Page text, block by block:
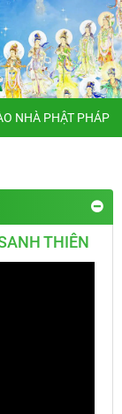
NHÀ PHẬT PHÁP
THIÊN